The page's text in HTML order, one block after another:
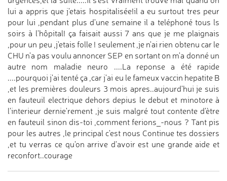
lui a appris que j'etais hospitalisée!il a eu surtout tres peur
pour lui ,pendant plus d'une semaine il a teléphoné tous ls
soirs à l'hôpital! ça faisait aussi 7 ans que je me plaignais
,pour un peu ,j'etais folle ! seulement ,je n'ai rien obtenu car le
CHU n'a pas voulu annoncer SEP en sortant on m'a donné un
autre nom maladie neuro ....La reponse a été rapide
....pourquoi j'ai tenté ça ,car j'ai eu le fameux vaccin hepatite B
,et les premières douleurs 3 mois apres..aujourd'hui je suis
en fauteuil electrique dehors depius le debut et minotore à
l'interieur dernie'rement ,je suis malgré tout contente d'ètre
en fauteuil sinon dis-toi ,comment ferions_-nous ? Tant pis
pour les autres ,le principal c'est nous Continue tes dossiers
,et tu verras ce qu'on arrive d'avoir est une grande aide et
reconfort..courage